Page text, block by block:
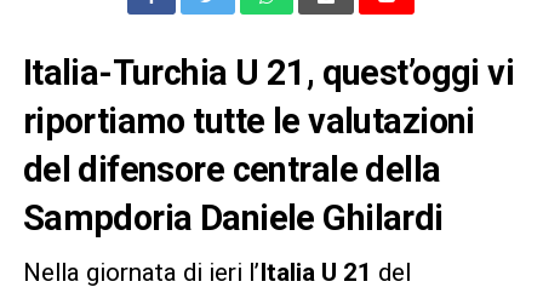
Italia-Turchia U 21, quest’oggi vi
riportiamo tutte le valutazioni
del difensore centrale della
Sampdoria Daniele Ghilardi
Nella giornata di ieri l’Italia U 21 del